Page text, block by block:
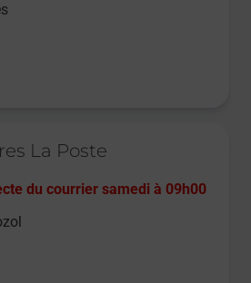
La Poste
du courrier samedi à 09h00